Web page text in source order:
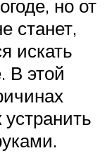
но от
станет,
искать
В этой